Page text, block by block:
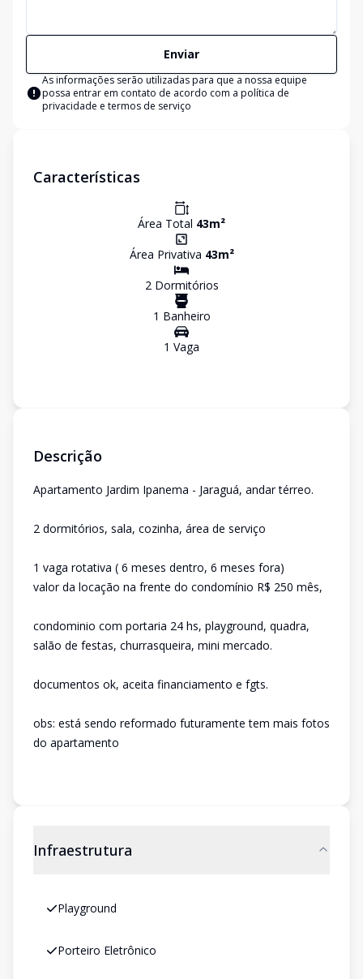
Enviar
As informações serão utilizadas para que a nossa equipe
possa entrar em contato de acordo com a política de
privacidade e termos de serviço
Características
Área Total 43m²
Área Privativa 43m²
2Dormitórios
1 Banheiro
1 Vaga
Descrição
Apartamento Jardim Ipanema - Jaraguá, andar térreo.
2 dormitórios, sala, cozinha, área de serviço
1 vaga rotativa ( 6 meses dentro, 6 meses fora)
valor da locação na frente do condomínio R$ 250 mês,
condominio com portaria 24 hs, playground, quadra,
salão de festas, churrasqueira, mini mercado.
documentos ok, aceita financiamento e fgts.
obs: está sendo reformado futuramente tem mais fotos
do apartamento
Infraestrutura
Playground
Porteiro Eletrônico